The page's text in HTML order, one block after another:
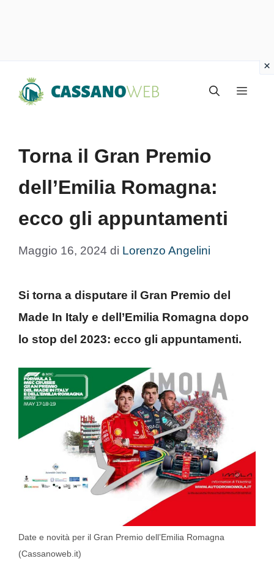
Menu
Torna il Gran Premio
dell’Emilia Romagna:
ecco gli appuntamenti
Maggio 16, 2024 di Lorenzo Angelini
Si torna a disputare il Gran Premio del
Made In Italy e dell’Emilia Romagna dopo
lo stop del 2023: ecco gli appuntamenti.
Date e novità per il Gran Premio dell’Emilia Romagna
(Cassanoweb.it)